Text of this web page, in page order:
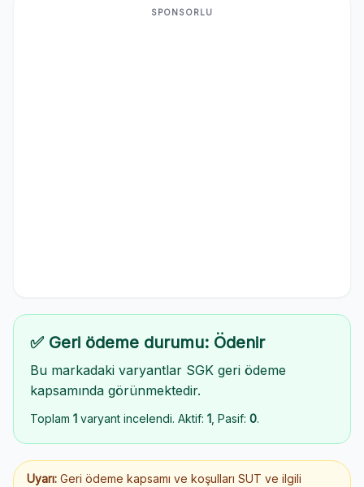
SPONSORLU
✅ Geri ödeme durumu: Ödenir
Bu markadaki varyantlar SGK geri ödeme
kapsamında görünmektedir.
Toplam 1 varyant incelendi. Aktif: 1 , Pasif: 0.
Uyarı: Geri ödeme kapsamı ve koşulları SUT ve ilgili